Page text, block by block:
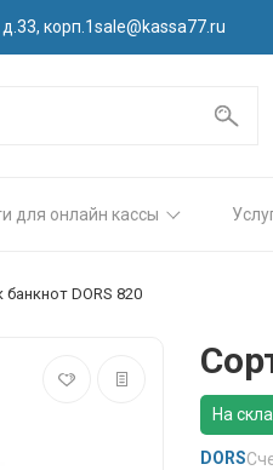
корп.1sale@kassa77.ru
для онлайн кассы
DORS 820
На
DORS